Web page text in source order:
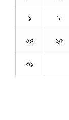
১ ৮
২৪ ২৫
৩১